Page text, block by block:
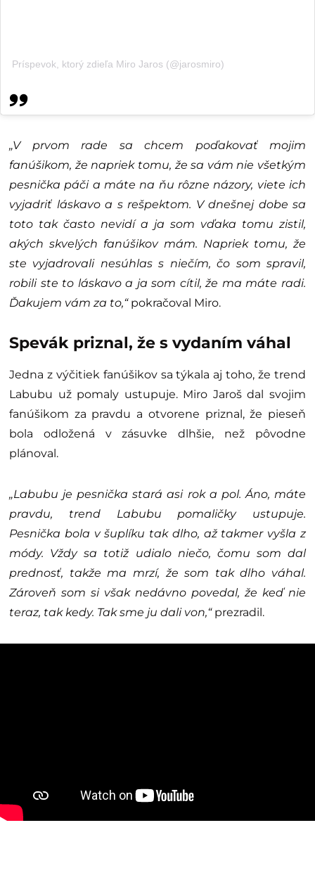
Príspevok, ktorý zdieľa Miro Jaros (@jarosmiro)
„V prvom rade sa chcem poďakovať mojim
fanúšikom, že napriek tomu, že sa vám nie všetkým
pesnička páči a máte na ňu rôzne názory, viete ich
vyjadriť láskavo a s rešpektom. V dnešnej dobe sa
toto tak často nevidí a ja som vďaka tomu zistil,
akých skvelých fanúšikov mám. Napriek tomu, že
ste vyjadrovali nesúhlas s niečím, čo som spravil,
robili ste to láskavo a ja som cítil, že ma máte radi.
Ďakujem vám za to,“ pokračoval Miro.
Spevák priznal, že s vydaním váhal
Jedna z výčitiek fanúšikov sa týkala aj toho, že trend
Labubu už pomaly ustupuje. Miro Jaroš dal svojim
fanúšikom za pravdu a otvorene priznal, že pieseň
bola odložená v zásuvke dlhšie, než pôvodne
plánoval.
„Labubu je pesnička stará asi rok a pol. Áno, máte
pravdu, trend Labubu pomaličky ustupuje.
Pesnička bola v šuplíku tak dlho, až takmer vyšla z
módy. Vždy sa totiž udialo niečo, čomu som dal
prednosť, takže ma mrzí, že som tak dlho váhal.
Zároveň som si však nedávno povedal, že keď nie
teraz, tak kedy. Tak sme ju dali von,“ prezradil.